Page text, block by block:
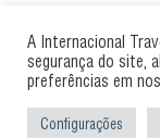
A Internacional
segurança do site,
preferências em
Configurações